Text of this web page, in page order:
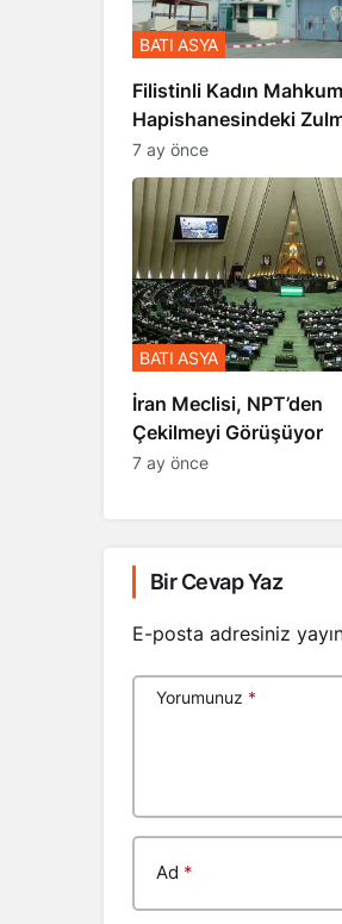
Filistinli Kadın
Hapishanesindeki
Anlattı
BATI ASYA
7 ay önce
İran Meclisi, NPT’den
Çekilmeyi Görüşüyor
BATI ASYA
7 ay önce
Bir Cevap Yaz
E-posta adresiniz
Yorumunuz *
Ad *